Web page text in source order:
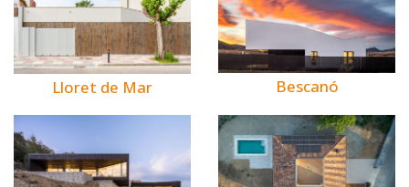
Lloret de Mar Bescanó